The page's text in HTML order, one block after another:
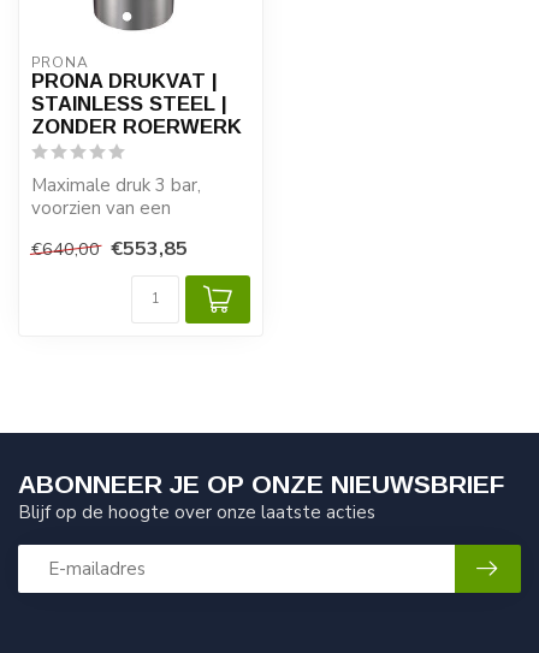
PRONA
PRONA DRUKVAT |
STAINLESS STEEL |
ZONDER ROERWERK
Maximale druk 3 bar,
voorzien van een
ventiel.
€640,00 €553,85
ABONNEER JE OP ONZE NIEUWSBRIEF
Blijf op de hoogte over onze laatste acties